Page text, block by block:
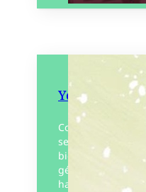
Yéti City
Connaissez-vous
ses habitants
bien dodus, les
géants au cœur
harmonie…